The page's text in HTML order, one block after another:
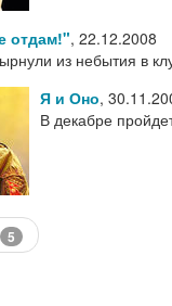
отдам!", 22.12.2008
из небытия в
Я и Оно,
В декабре
5